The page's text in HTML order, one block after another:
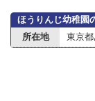
ほうりんじ幼稚園
所在地
東京